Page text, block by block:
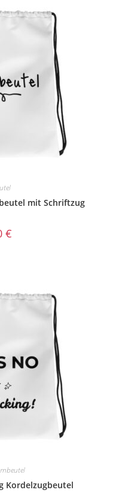
mit Schriftzug
€
Kordelzugbeutel